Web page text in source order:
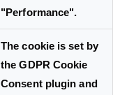
"Performance".
The cookie is set by
the GDPR Cookie
Consent plugin and